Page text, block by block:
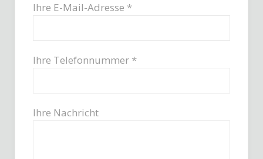
Ihre E-Mail-Adresse *
Ihre Telefonnummer *
Ihre Nachricht